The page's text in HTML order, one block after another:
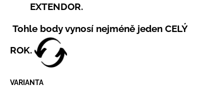
EXTENDOR.
Tohle body vynosí nejméně jeden CELÝ
ROK.
VARIANTA